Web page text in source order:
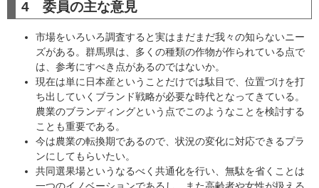
4 委員の主な意見
市場をいろいろ調査すると実はまだまだ我々の知らないニー
ズがある。群馬県は、多くの種類の作物が作られている点で
は、参考にすべき点があるのではないか。
現在は単に日本産ということだけでは駄目で、位置づけを打
ち出していくブランド戦略が必要な時代となってきている。
農業のブランディングという点でこのようなことを検討する
ことも重要である。
今は農業の転換期であるので、状況の変化に対応できるプラ
ンにしてもらいたい。
共同選果場というなるべく共通化を行い、無駄を省くことは